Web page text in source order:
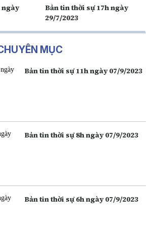
ngày
Bản tin thời sự 17h ngày
29/7/2023
MỤC
Bản tin thời sự 11h ngày 07/9/2023
Bản tin thời sự 8h ngày 07/9/2023
Bản tin thời sự 6h ngày 07/9/2023